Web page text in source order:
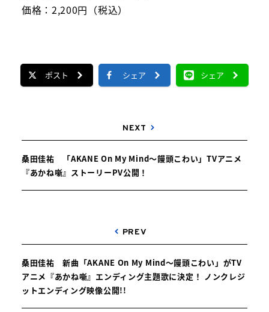
価格：2,200円（税込）
ポスト シェア シェア
NEXT
桑田佳祐 「AKANE On My Mind〜饅頭こわい」TVアニメ
『あかね噺』ストーリーPV公開！
PREV
桑田佳祐 新曲「AKANE On My Mind～饅頭こわい」がTV
アニメ『あかね噺』エンディング主題歌に決定！ ノンクレジ
ットエンディング映像公開!!